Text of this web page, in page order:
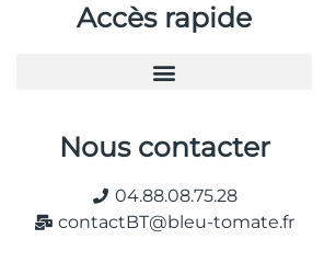
Accès rapide
Nous contacter
04.88.08.75.28
contactBT@bleu-tomate.fr